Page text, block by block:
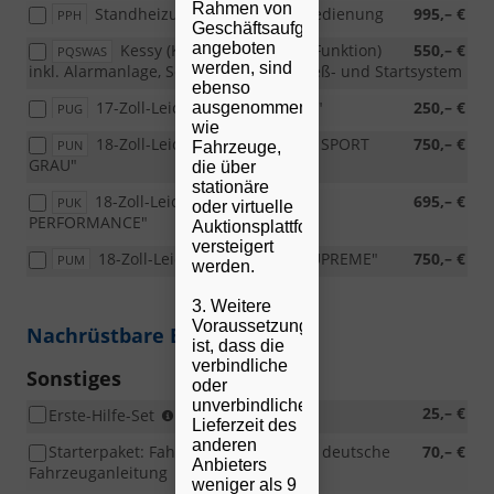
PPH 995,– €
Standheizung inkl. Funkfernbedienung
PQSWAS 550,– €
Kessy (Keyless Entry & Go Funktion)
inkl. Alarmanlage, Schlüsselloses Schließ- und Startsystem
PUG 250,– €
17-Zoll-Leichtmetallfelgen "FR"
PUN 750,– €
18-Zoll-Leichtmetallfelgen "FR SPORT
GRAU"
PUK 695,– €
18-Zoll-Leichtmetallfelgen "FR
PERFORMANCE"
PUM 750,– €
18-Zoll-Leichtmetallfelgen "SUPREME"
Nachrüstbare Extras
Sonstiges
25,– €
Erste-Hilfe-Set
Warndreieck,
Warnweste,
Verbandskasten
70,– €
Starterpaket: Fahrzeugaufbereitung, deutsche
Fahrzeuganleitung
Rahmen von
Geschäftsaufgaben
angeboten
werden, sind
ebenso
ausgenommen,
wie
Fahrzeuge,
die über
stationäre
oder virtuelle
Auktionsplattformen
versteigert
werden.
3. Weitere
Voraussetzung
ist, dass die
verbindliche
oder
unverbindliche
Lieferzeit des
anderen
Anbieters
weniger als 9